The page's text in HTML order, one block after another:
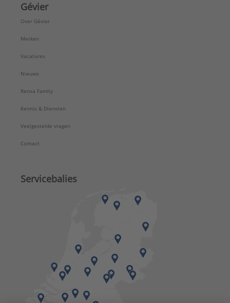
Gévier
Over Gévier
Merken
Vacatures
Nieuws
Rensa Family
Kennis & Diensten
Veelgestelde vragen
Contact
Servicebalies